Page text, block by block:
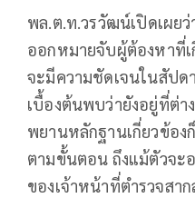
พล.ต.ท.วรวัฒน์เปิดเผย
ออกหมายจับผู้ต้องหาที่
จะมีความชัดเจนในสัป
เบื้องต้นพบว่ายังอยู่ที่ต่า
พยานหลักฐานเกี่ยวข้อ
ตามขั้นตอน ถึงแม้ตัวจะ
ของเจ้าหน้าที่ตำรวจสาก